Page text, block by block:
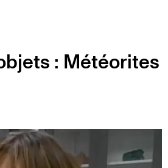
: Météorites